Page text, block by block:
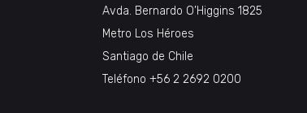
Avda. Bernardo O’Higgins 1825
Metro Los Héroes
Santiago de Chile
Teléfono +56 2 2692 0200